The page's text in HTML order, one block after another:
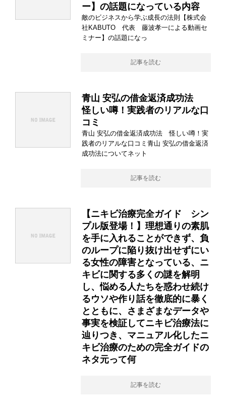
ー】の話題になっている内容
敵のビジネスから学ぶ成長の法則【株式会
社KABUTO 代表 藤波孝一による動画セ
ミナー】の話題になっ
記事を読む
青山 安弘の借金返済成功法
怪しい噂！実践者のリアルな口
コミ
青山 安弘の借金返済成功法 怪しい噂！実
践者のリアルな口コミ青山 安弘の借金返済
成功法についてネット
記事を読む
【ニキビ治療完全ガイド シン
プル版登場！】理想通りの素肌
を手に入れることができず、負
のループに陥り抜け出せずにい
る女性の障害となっている、ニ
キビに関する多くの謎を解明
し、悩める人たちを惑わせ続け
るウソや作り話を徹底的に暴く
とともに、さまざまなデータや
事実を検証してニキビ治療法に
辿りつき、マニュアル化したニ
キビ治療のための完全ガイドの
ネタ元って何
記事を読む